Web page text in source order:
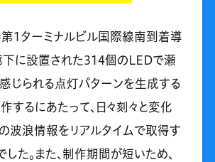
1ターミナルビル国際線南到着導
下に設置された314個のLEDで瀬
じられる点灯パターンを生成する
するにあたって、日々刻々と変化
波浪情報をリアルタイムで取得す
た。また、制作期間が短いため、